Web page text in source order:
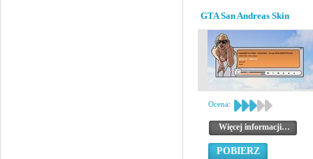
GTA San Andreas Skin
Ocena:
Więcej informacji…
POBIERZ